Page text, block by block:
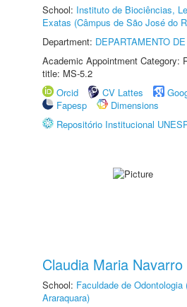
School: Instituto de Biociências,
Exatas (Câmpus de São José do
Department: DEPARTAMENTO
Academic Appointment Category:
title: MS-5.2
Orcid
CV Lattes
Fapesp
Dimensions
Repositório Institucional
Claudia Maria Navarro
School: Faculdade de Odontologia
Araraquara)